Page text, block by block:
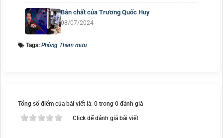
Bản chất của Trương Quốc Huy
08/07/2024
Tags: Phòng Tham mưu
Tổng số điểm của bài viết là: 0 trong 0 đánh giá
Click để đánh giá bài viết